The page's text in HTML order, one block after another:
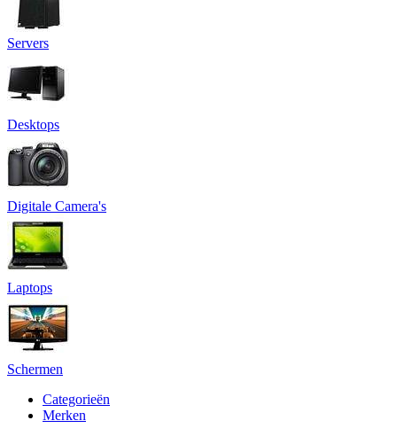
Servers
Desktops
Digitale Camera's
Laptops
Schermen
Categorieën
Merken